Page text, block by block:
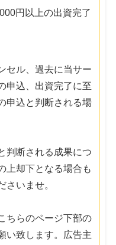
円以上の出資完了
セル、過去に当サー
申込、出資完了に至
申込と判断される場
判断される成果につ
上却下となる場合も
さいませ。
ちらのページ下部の
い致します。広告主